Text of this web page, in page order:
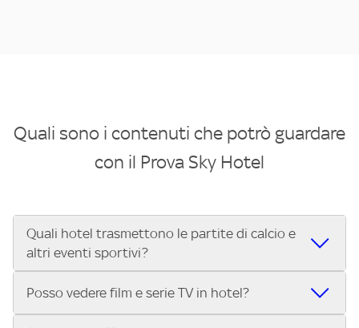
Quali sono i contenuti che potrò guardare
con il Prova Sky Hotel
Quali hotel trasmettono le partite di calcio e
altri eventi sportivi?
Se cerchi un hotel dove poter vedere le partite di Serie A,
Posso vedere film e serie TV in hotel?